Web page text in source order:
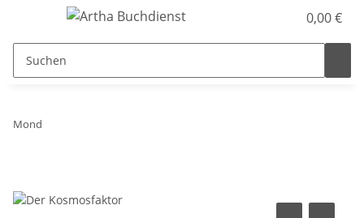
0,00 €
Mond